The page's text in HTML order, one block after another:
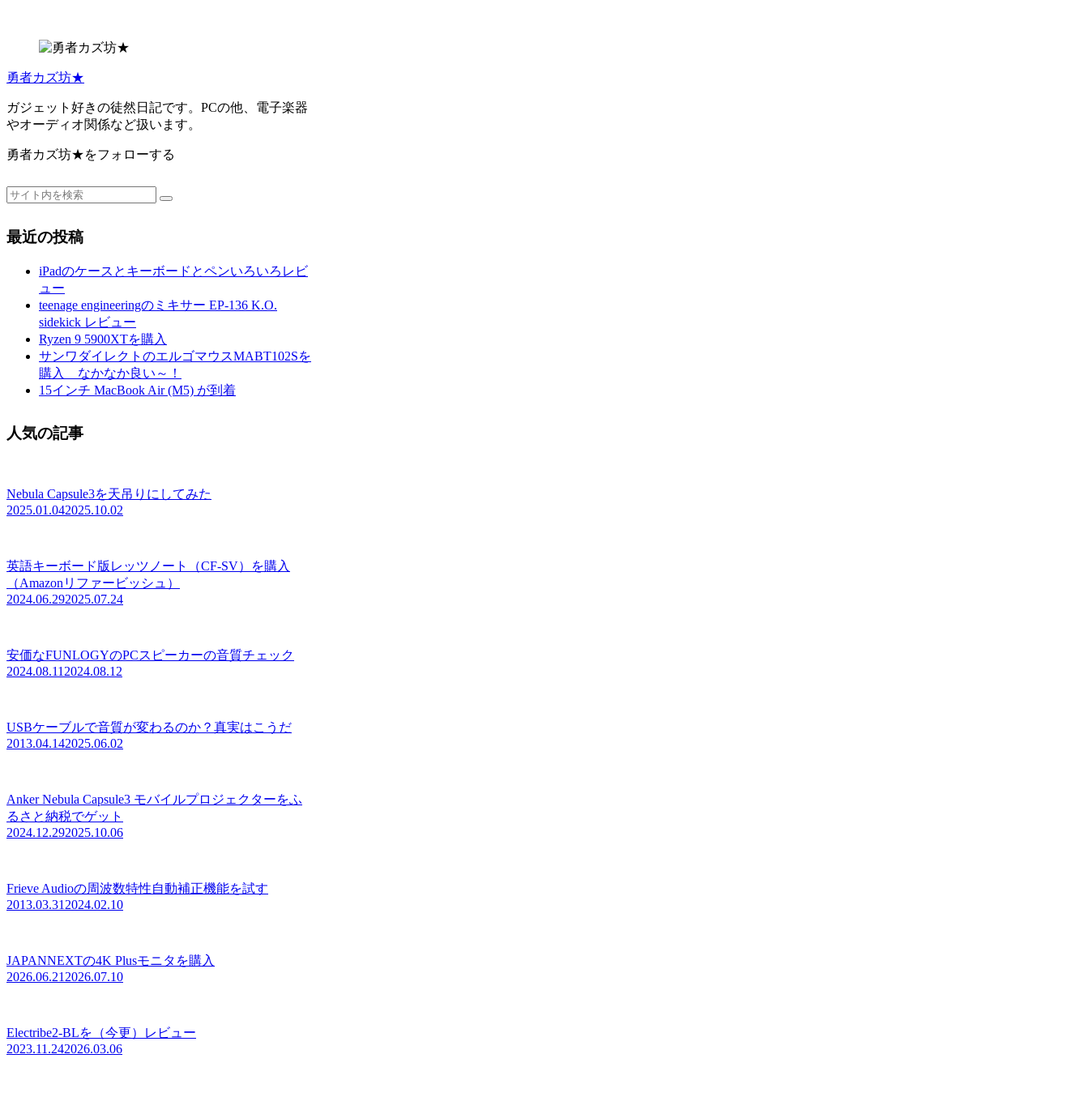
勇者カズ坊★
ガジェット好きの徒然日記です。PCの他、電子楽器
やオーディオ関係など扱います。
勇者カズ坊★をフォローする
最近の投稿
iPadのケースとキーボードとペンいろいろレビ
ュー
teenage engineeringのミキサー EP-136 K.O.
sidekick レビュー
Ryzen 9 5900XTを購入
サンワダイレクトのエルゴマウスMABT102Sを
購入 なかなか良い～！
15インチ MacBook Air (M5) が到着
人気の記事
Nebula Capsule3を天吊りにしてみた
2025.01.042025.10.02
英語キーボード版レッツノート（CF-SV）を購入
（Amazonリファービッシュ）
2024.06.292025.07.24
安価なFUNLOGYのPCスピーカーの音質チェック
2024.08.11 2024.08.12
USBケーブルで音質が変わるのか？真実はこうだ
2013.04.142025.06.02
Anker Nebula Capsule3 モバイルプロジェクターをふ
るさと納税でゲット
2024.12.292025.10.06
Frieve Audioの周波数特性自動補正機能を試す
2013.03.31 2024.02.10
JAPANNEXTの4K Plusモニタを購入
2026.06.21 2026.07.10
Electribe2-BLを（今更）レビュー
2023.11.242026.03.06